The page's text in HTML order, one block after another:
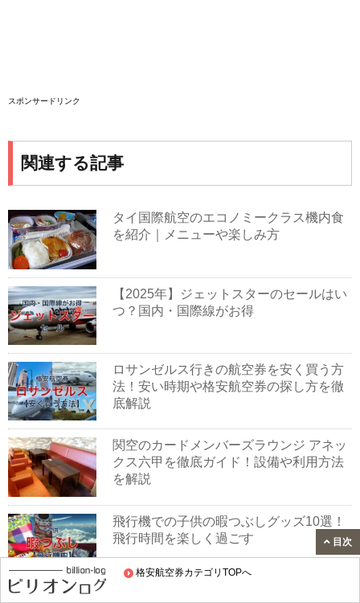
格安航空券カテゴリTOPへ
スポンサードリンク
関連する記事
タイ国際航空のエコノミークラス機内食
を紹介｜メニューや楽しみ方
【2025年】ジェットスターのセールはい
つ？国内・国際線がお得
ロサンゼルス行きの航空券を安く買う方
法！安い時期や格安航空券の探し方を徹
底解説
関空のカードメンバーズラウンジ アネッ
クス六甲を徹底ガイド！設備や利用方法
を解説
飛行機での子供の暇つぶしグッズ10選！
飛行時間を楽しく過ごす
目次